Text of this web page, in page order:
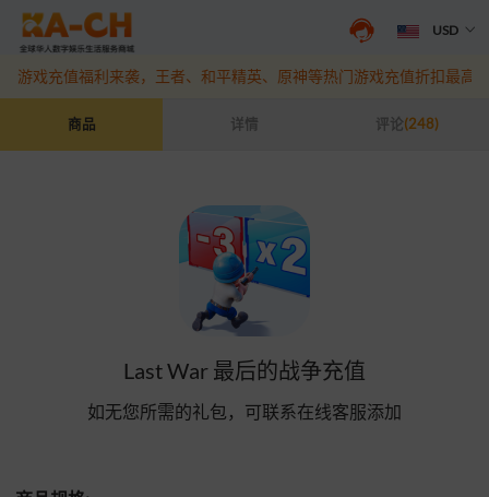
Last War 最后的战争充值
USD
抖音盛夏宠粉季来袭！抖钻充值最高6%优惠，热门规格更划算点此查
游戏充值福利来袭，王者、和平精英、原神等热门游戏充值折扣最高
商品 详情 评论(248)
Last War 最后的战争充值
如无您所需的礼包，可联系在线客服添加